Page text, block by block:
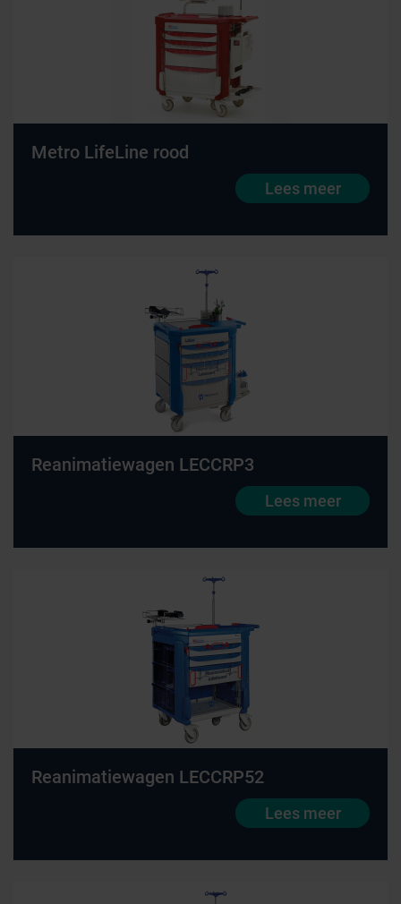
Metro LifeLine rood
Lees meer
Reanimatiewagen LECCRP3
Lees meer
Reanimatiewagen LECCRP52
Lees meer